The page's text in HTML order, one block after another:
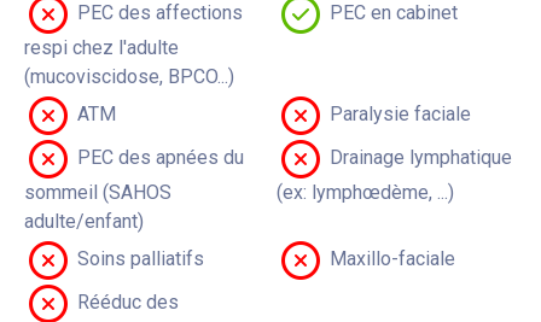
PEC des affections
respi chez l'adulte
(mucoviscidose, BPCO...)
PEC en cabinet
ATM
Paralysie faciale
PEC des apnées du
sommeil (SAHOS
adulte/enfant)
Drainage lymphatique
(ex: lymphœdème, ...)
Soins palliatifs
Maxillo-faciale
Rééduc des